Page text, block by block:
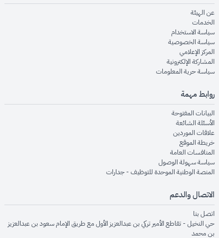
عن الهيئةopens in new window
الخدماتopens in new window
سياسة الاستخدام
سياسة الخصوصيةopens in new window
المركز الإعلاميopens in new window
المشاركة الإلكترونيةopens in new window
سياسة حرية المعلوماتopens in new window
روابط مهمة
البيانات المفتوحةopens in new window
الأسئلة الشائعةopens in new window
علاقات الموردينopens in new window
خريطة الموقعopens in new window
المنافسات العامةopens in new window
سياسة سهولة الوصولopens in new window
المنصة الوطنية الموحدة للتوظيف - جداراتopens in new window
الاتصال والدعم
اتصل بنا
حي النخيل - تقاطع الأمير تركي بن عبدالعزيز الأول مع طريق الإمام سعود بن عبدالعزيز
بن محمد